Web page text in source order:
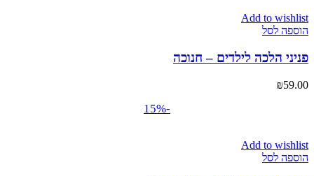
Add to wishlist
הוספה לסל
פניני הלכה לילדים – חנוכה
₪59.00
-15%
Add to wishlist
הוספה לסל